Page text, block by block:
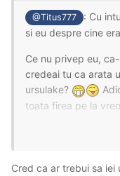
@Titus777
: Cu
si eu despre cine
Ce nu privep eu,
credeai tu ca arata
ursulake?
toata firea pe la
trebe asa ca acum
Cred ca ar trebui sa